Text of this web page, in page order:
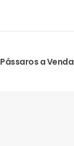
Pássaros a Venda